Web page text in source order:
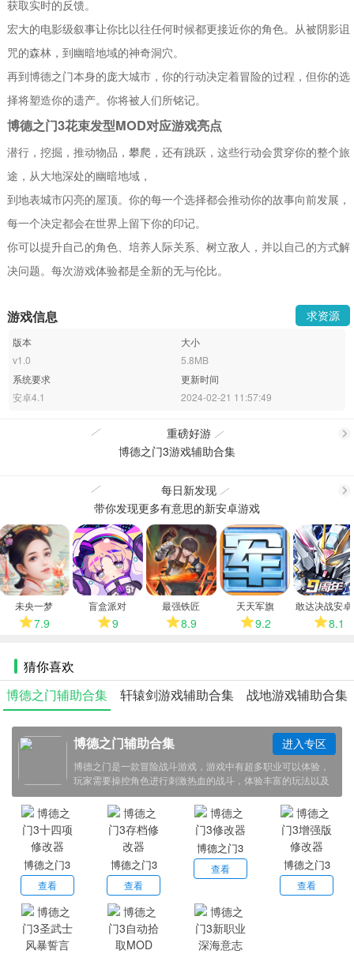
获取实时的反馈。
宏大的电影级叙事让你比以往任何时候都更接近你的角色。从被阴影诅
咒的森林，到幽暗地域的神奇洞穴。
再到博德之门本身的庞大城市，你的行动决定着冒险的过程，但你的选
择将塑造你的遗产。你将被人们所铭记。
博德之门3花束发型MOD对应游戏亮点
潜行，挖掘，推动物品，攀爬，还有跳跃，这些行动会贯穿你的整个旅
途，从大地深处的幽暗地域，
到地表城市闪亮的屋顶。你的每一个选择都会推动你的故事向前发展，
每一个决定都会在世界上留下你的印记。
你可以提升自己的角色、培养人际关系、树立敌人，并以自己的方式解
决问题。每次游戏体验都是全新的无与伦比。
游戏信息 求资源
版本
v1.0
大小
5.8MB
系统要求
安卓4.1
更新时间
2024-02-21 11:57:49
重磅好游
多
博德之门3游戏辅助合集
每日新发现
多
带你发现更多有意思的新安卓游戏
未央一梦
7.9
盲盒派对
9
最强铁匠
8.9
天天军旗
9.2
敢达决战安
8.1
猜你喜欢
博德之门辅助合集
轩辕剑游戏辅助合集 战地游戏辅助合集
博德之门辅助合集
博德之门是一款冒险战斗游戏，游戏中有超多职业可以体验，
玩家需要操控角色进行刺激热血的战斗，体验丰富的玩法以及
刺激与有趣的剧情，小编带来了博德之门辅助合集，感兴趣的
小伙伴欢迎点击下载体验！
进入专区
博德之门3
十四项修改
器
查看
博德之门3
存档修改器
查看
博德之门3
修改器
查看
博德之门3
增强版修改
查看